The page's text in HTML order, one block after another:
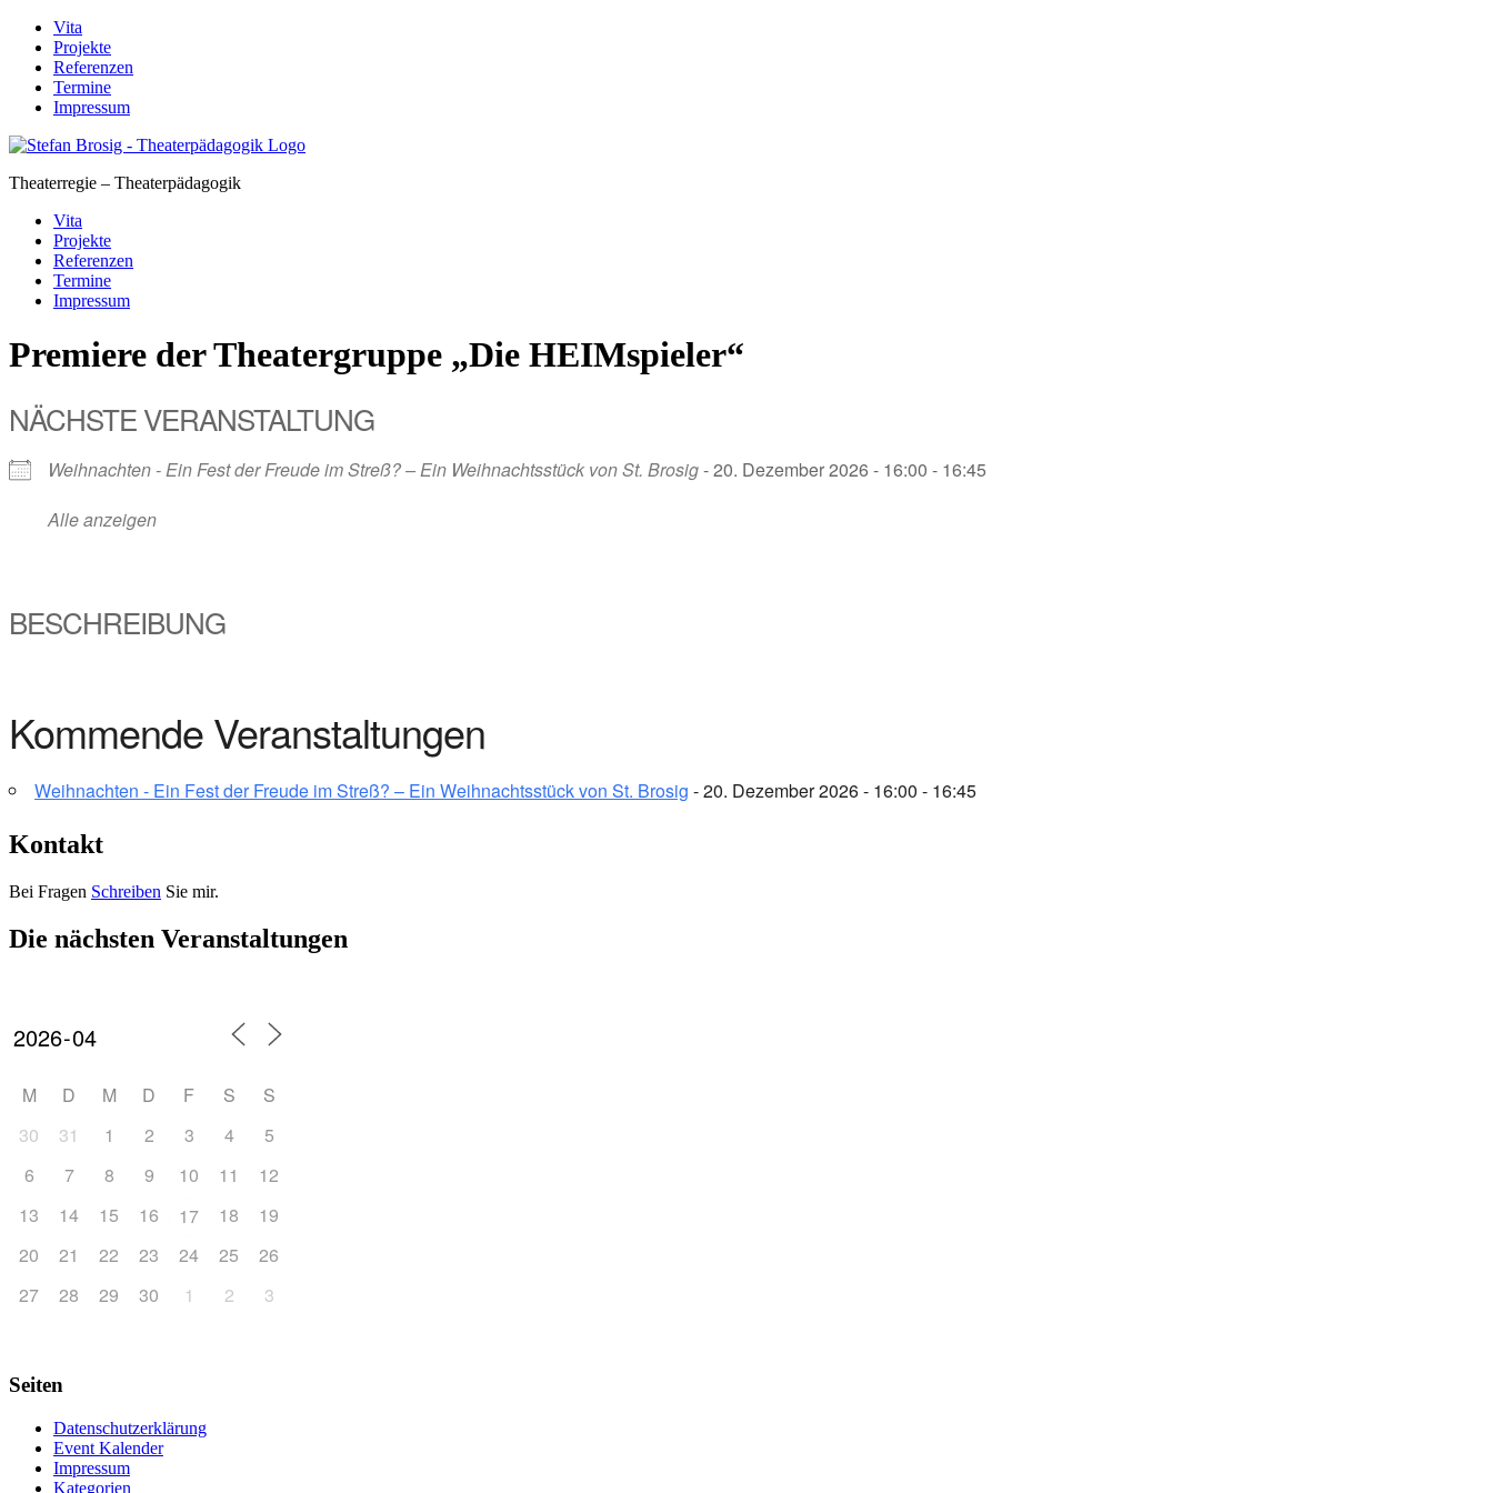
Skip
content
Vita
Projekte
Referenzen
Termine
Impressum
Theaterregie – Theaterpädagogik
Vita
Projekte
Referenzen
Termine
Impressum
Premiere der Theatergruppe „Die HEIMspieler“
NÄCHSTE VERANSTALTUNG
Weihnachten - Ein Fest der Freude im Streß? – Ein Weihnachtsstück von St. Brosig- 20. Dezember 2026 - 16:00 - 16:45
Alle anzeigen
BESCHREIBUNG
Kommende Veranstaltungen
Weihnachten - Ein Fest der Freude im Streß? – Ein Weihnachtsstück von St. Brosig - 20. Dezember 2026 - 16:00 - 16:45
Kontakt
Bei Fragen Schreiben Sie mir.
Die nächsten Veranstaltungen
M D M D F S
S
30
31 1 2 3 4
5
6
7 8 9 10 11
12
13
14 15 16 17 18
19
20
21 22 23 24 25
26
27
28 29 30 1 2 3
Seiten
Datenschutzerklärung
Event Kalender
Impressum
Kategorien